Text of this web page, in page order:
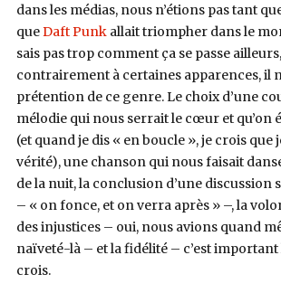
dans les médias, nous n’étions pas tant
queDaft Punkallait triompher dans le
sais pas trop comment ça se passe
contrairement à certaines apparences, il
prétention de ce genre. Le choix d’une
mélodie qui nous serrait le cœur et qu’on
(et quand je dis « en boucle », je crois que
vérité), une chanson qui nous faisait
de la nuit, la conclusion d’une discussion
– « on fonce, et on verra après » –, la
des injustices – oui, nous avions quand
naïveté-là – et la fidélité – c’est important
crois.